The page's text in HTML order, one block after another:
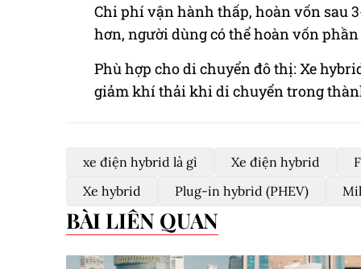
Chi phí vận hành thấp, hoàn vốn sau
hơn, người dùng có thể hoàn vốn
Phù hợp cho di chuyển đô thị: Xe
giảm khí thải khi di chuyển trong
xe điện hybrid là gì Xe điện hybrid
Xe hybrid
Plug-in hybrid (PHEV)
BÀI LIÊN QUAN